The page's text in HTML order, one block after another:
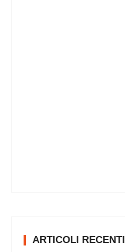
ARTICOLI RECENTI